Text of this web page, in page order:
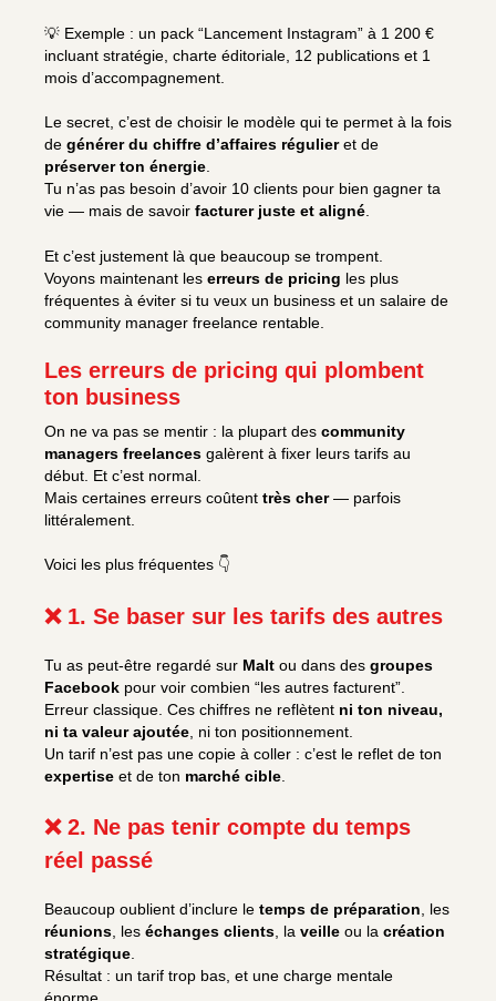
💡 Exemple : un pack “Lancement Instagram” à 1 200 €
incluant stratégie, charte éditoriale, 12 publications et 1
mois d’accompagnement.
Le secret, c’est de choisir le modèle qui te permet à la fois
de générer du chiffre d’affaires régulieret de
préserver ton énergie.
Tu n’as pas besoin d’avoir 10 clients pour bien gagner ta
vie — mais de savoir facturer juste et aligné.
Et c’est justement là que beaucoup se trompent.
Voyons maintenant les erreurs de pricing les plus
fréquentes à éviter si tu veux un business et un salaire de
community manager freelance rentable.
Les erreurs de pricing qui plombent
ton business
On ne va pas se mentir : la plupart des community
managers freelances galèrent à fixer leurs tarifs au
début. Et c’est normal.
Mais certaines erreurs coûtent très cher— parfois
littéralement.
Voici les plus fréquentes 👇
❌ 1. Se baser sur les tarifs des autres
Tu as peut-être regardé sur Malt ou dans des groupes
Facebook pour voir combien “les autres facturent”.
Erreur classique. Ces chiffres ne reflètent ni ton niveau,
ni ta valeur ajoutée , ni ton positionnement.
Un tarif n’est pas une copie à coller : c’est le reflet de ton
expertise et de ton marché cible
❌ 2. Ne pas tenir compte du temps
réel passé
Beaucoup oublient d’inclure le temps de préparation, les
réunions, les échanges clients, la veille ou la création
stratégique.
Résultat : un tarif trop bas, et une charge mentale